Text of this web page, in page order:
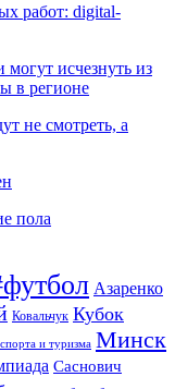
работ: digital-
исчезнуть из
в регионе
не смотреть, а
пола
Азаренко
Ковальчук Кубок
и туризма Минск
Саснович